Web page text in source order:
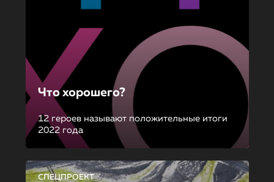
Что хорошего?
12 героев называют положительные итоги
2022 года
СПЕЦПРОЕКТ